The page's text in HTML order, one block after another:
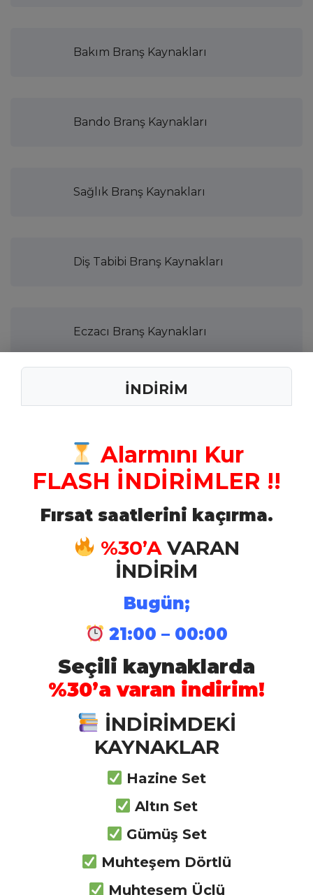
Bakım Branş Kaynakları
Bando Branş Kaynakları
Sağlık Branş Kaynakları
Diş Tabibi Branş Kaynakları
Eczacı Branş Kaynakları
Kimyager Branş Kaynakları
Veteriner Branş Kaynakları
İstihkam Branş Kaynakları
Mühendis Branş Kaynakları
Daima Güncel Kal
Eğlenerek Öğren
Zihin Haritaları Yöntemiyle
Sınav Formatında Sorular
İNDİRİM
Alarmını Kur
FLASH İNDİRİMLER !!
Fırsat saatlerini kaçırma.
%30’A VARAN
İNDİRİM
Bugün;
21:00 – 00:00
Seçili kaynaklarda
%30’a varan indirim!
İNDİRİMDEKİ
KAYNAKLAR
Hazine Set
Altın Set
Gümüş Set
Muhteşem Dörtlü
Muhteşem Üçlü